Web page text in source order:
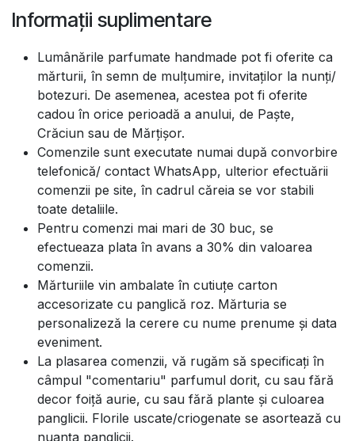
Informații suplimentare
Lumânările parfumate handmade pot fi oferite ca
mărturii, în semn de mulțumire, invitaților la nunți/
botezuri. De asemenea, acestea pot fi oferite
cadou în orice perioadă a anului, de Paște,
Crăciun sau de Mărțișor.
Comenzile sunt executate numai după convorbire
telefonică/ contact WhatsApp, ulterior efectuării
comenzii pe site, în cadrul căreia se vor stabili
toate detaliile.
Pentru comenzi mai mari de 30 buc, se
efectueaza plata în avans a 30% din valoarea
comenzii.
Mărturiile vin ambalate în cutiuțe carton
accesorizate cu panglică roz. Mărturia se
personalizeză la cerere cu nume prenume și data
eveniment.
La plasarea comenzii, vă rugăm să specificați în
câmpul "comentariu" parfumul dorit, cu sau fără
decor foiță aurie, cu sau fără plante și culoarea
panglicii. Florile uscate/criogenate se asortează cu
nuanța panglicii.